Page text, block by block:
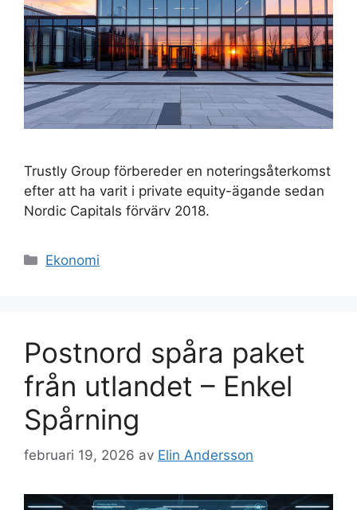
Trustly Group förbereder en noteringsåterkomst
efter att ha varit i private equity-ägande sedan
Nordic Capitals förvärv 2018.
Kategorier
Ekonomi
Postnord spåra paket
från utlandet – Enkel
Spårning
februari 19, 2026 av Elin Andersson